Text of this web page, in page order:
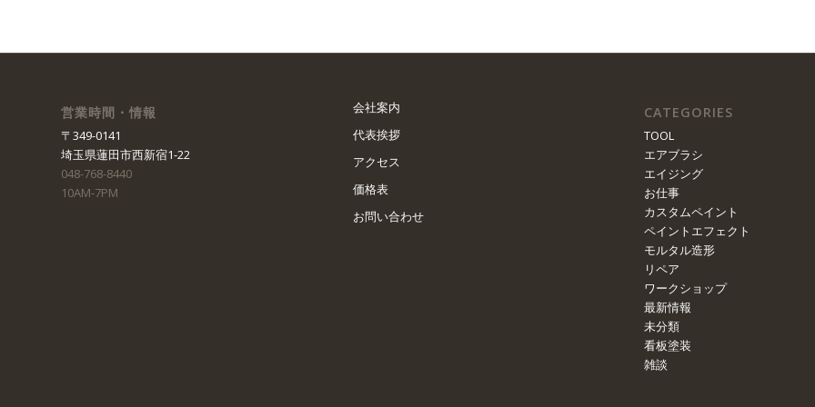
営業時間・情報
〒349-0141
埼玉県蓮田市西新宿1-22
048-768-8440
10AM-7PM
会社案内
代表挨拶
アクセス
価格表
お問い合わせ
CATEGORIES
TOOL
エアブラシ
エイジング
お仕事
カスタムペイント
ペイントエフェクト
モルタル造形
リペア
ワークショップ
最新情報
未分類
看板塗装
雑談